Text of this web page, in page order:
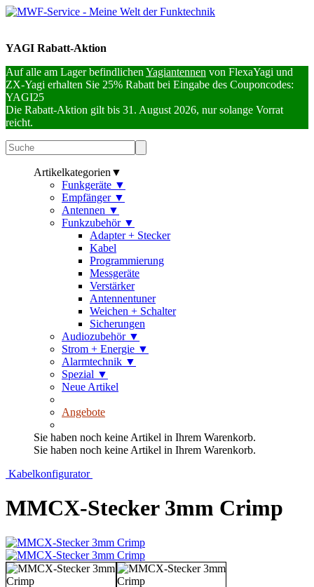
YAGI Rabatt-Aktion
Auf alle am Lager befindlichen Yagiantennen von FlexaYagi und
ZX-Yagi erhalten Sie 25% Rabatt bei Eingabe des Couponcodes:
YAGI25
Die Rabatt-Aktion gilt bis 31. August 2026, nur solange Vorrat
reicht.
Artikelkategorien ▼
Funkgeräte ▼
Empfänger ▼
Antennen ▼
Funkzubehör ▼
Adapter + Stecker
Kabel
Programmierung
Messgeräte
Verstärker
Antennentuner
Weichen + Schalter
Sicherungen
Audiozubehör ▼
Strom + Energie ▼
Alarmtechnik ▼
Spezial ▼
Neue Artikel
Angebote
Sie haben noch keine Artikel in Ihrem Warenkorb.
Sie haben noch keine Artikel in Ihrem Warenkorb.
Kabelkonfigurator
MMCX-Stecker 3mm Crimp